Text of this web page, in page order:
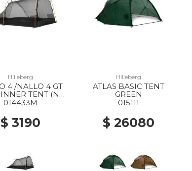
Hilleberg
4 /NALLO 4 GT
TENT (NO
POLES) --
014433M
$ 3190
Hilleberg
ATLAS BASIC TENT
GREEN
015111
$ 26080